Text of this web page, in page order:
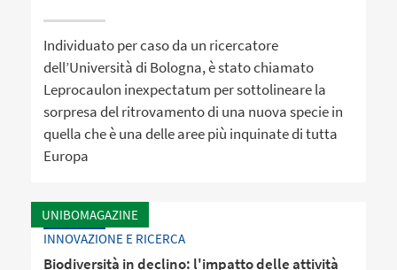
Individuato per caso da un ricercatore
dell’Università di Bologna, è stato chiamato
Leprocaulon inexpectatum per sottolineare la
sorpresa del ritrovamento di una nuova specie in
quella che è una delle aree più inquinate di tutta
Europa
UNIBOMAGAZINE
INNOVAZIONE E RICERCA
Biodiversità in declino: l'impatto delle attività